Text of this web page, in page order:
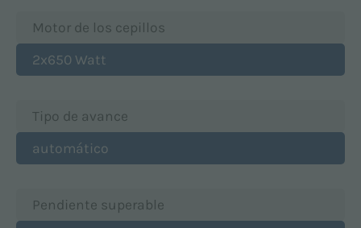
Motor de los cepillos
2x650 Watt
Tipo de avance
automático
Pendiente superable